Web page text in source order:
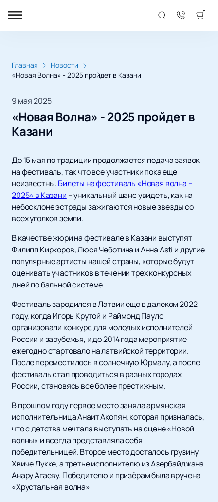
Главная
Новости
«Новая Волна» - 2025 пройдет в Казани
9 мая 2025
«Новая Волна» - 2025 пройдет в
Казани
До 15 мая по традиции продолжается подача заявок
на фестиваль, так что все участники пока еще
неизвестны. Билеты на фестиваль «Новая волна –
2025» в Казани – уникальный шанс увидеть, как на
небосклоне эстрады зажигаются новые звезды со
всех уголков земли.
В качестве жюри на фестивале в Казани выступят
Филипп Киркоров, Люся Чеботина и Анна Asti и другие
популярные артисты нашей страны, которые будут
оценивать участников в течении трех конкурсных
дней по бальной системе.
Фестиваль зародился в Латвии еще в далеком 2022
году, когда Игорь Крутой и Раймонд Паулс
организовали конкурс для молодых исполнителей
России и зарубежья, и до 2014 года мероприятие
ежегодно стартовало на латвийской территории.
После переместилось в солнечную Юрмалу, а после
фестиваль стал проводиться в разных городах
России, становясь все более престижным.
В прошлом году первое место заняла армянская
исполнительница Анаит Акопян, которая призналась,
что с детства мечтала выступать на сцене «Новой
волны» и всегда представляла себя
победительницей. Второе место досталось грузину
Хвиче Лукке, а третье исполнителю из Азербайджана
Анару Агаеву. Победителю и призёрам была вручена
«Хрустальная волна».